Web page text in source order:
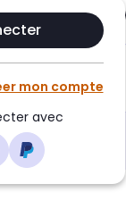
mon compte
avec